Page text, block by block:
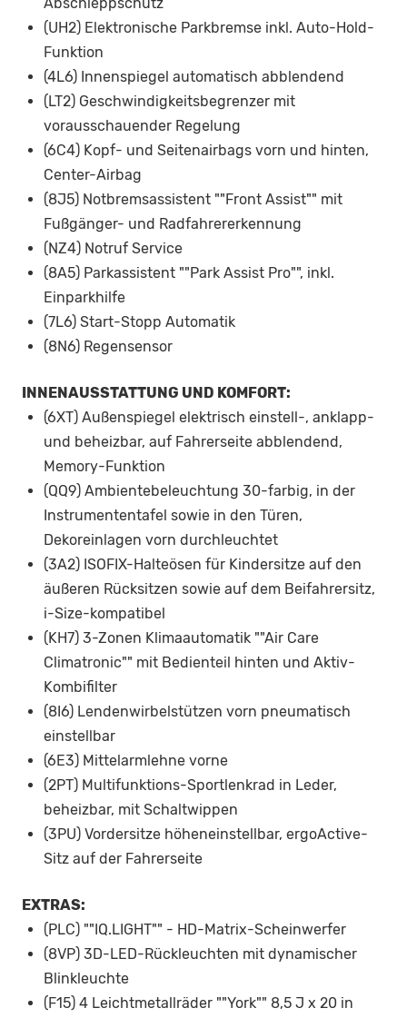
(UH2) Elektronische Parkbremse inkl. Auto-Hold-
Funktion
(4L6) Innenspiegel automatisch abblendend
(LT2) Geschwindigkeitsbegrenzer mit
vorausschauender Regelung
(6C4) Kopf- und Seitenairbags vorn und hinten,
Center-Airbag
(8J5) Notbremsassistent ""Front Assist"" mit
Fußgänger- und Radfahrererkennung
(NZ4) Notruf Service
(8A5) Parkassistent ""Park Assist Pro"", inkl.
Einparkhilfe
(7L6) Start-Stopp Automatik
(8N6) Regensensor
INNENAUSSTATTUNG UND KOMFORT:
(6XT) Außenspiegel elektrisch einstell-, anklapp-
und beheizbar, auf Fahrerseite abblendend,
Memory-Funktion
(QQ9) Ambientebeleuchtung 30-farbig, in der
Instrumententafel sowie in den Türen,
Dekoreinlagen vorn durchleuchtet
(3A2) ISOFIX-Halteösen für Kindersitze auf den
äußeren Rücksitzen sowie auf dem Beifahrersitz,
i-Size-kompatibel
(KH7) 3-Zonen Klimaautomatik ""Air Care
Climatronic"" mit Bedienteil hinten und Aktiv-
Kombifilter
(8I6) Lendenwirbelstützen vorn pneumatisch
einstellbar
(6E3) Mittelarmlehne vorne
(2PT) Multifunktions-Sportlenkrad in Leder,
beheizbar, mit Schaltwippen
(3PU) Vordersitze höheneinstellbar, ergoActive-
Sitz auf der Fahrerseite
EXTRAS:
(PLC) ""IQ.LIGHT"" - HD-Matrix-Scheinwerfer
(8VP) 3D-LED-Rückleuchten mit dynamischer
Blinkleuchte
(F15) 4 Leichtmetallräder ""York"" 8,5 J x 20 in